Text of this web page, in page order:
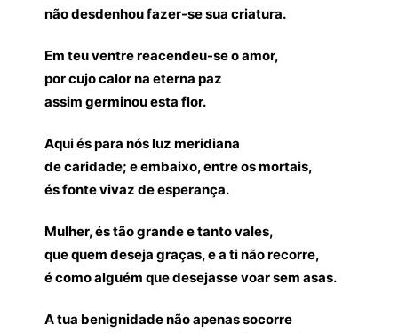
não desdenhou fazer-se sua criatura.
Em teu ventre reacendeu-se o amor,
por cujo calor na eterna paz
assim germinou esta flor.
Aqui és para nós luz meridiana
de caridade; e embaixo, entre os mortais,
és fonte vivaz de esperança.
Mulher, és tão grande e tanto vales,
que quem deseja graças, e a ti não recorre,
é como alguém que desejasse voar sem asas.
A tua benignidade não apenas socorre